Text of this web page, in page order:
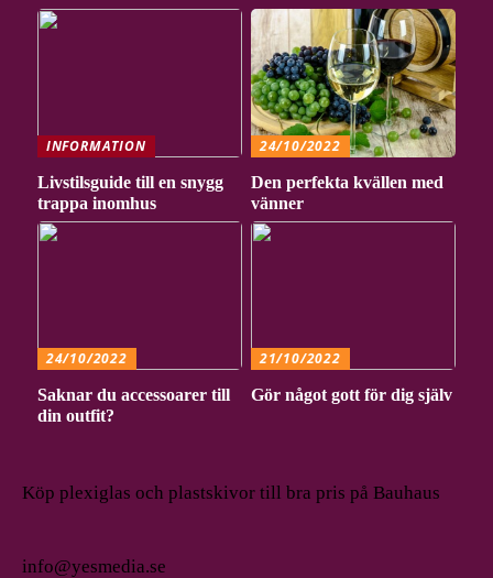
INFORMATION
Livstilsguide till en snygg
trappa inomhus
24/10/2022
Den perfekta kvällen med
vänner
24/10/2022
Saknar du accessoarer till
din outfit?
21/10/2022
Gör något gott för dig själv
Köp plexiglas och plastskivor till bra pris på Bauhaus
info@yesmedia.se